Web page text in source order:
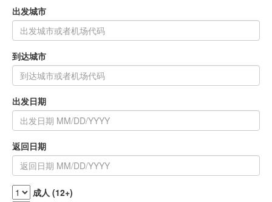
出发城市
到达城市
出发日期
返回日期
成人 (12+)